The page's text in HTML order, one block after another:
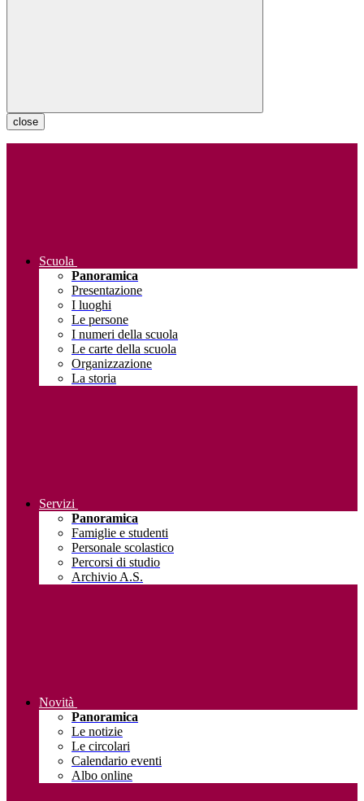
close
Scuola
Panoramica
Presentazione
I luoghi
Le persone
I numeri della scuola
Le carte della scuola
Organizzazione
La storia
Servizi
Panoramica
Famiglie e studenti
Personale scolastico
Percorsi di studio
Archivio A.S.
Novità
Panoramica
Le notizie
Le circolari
Calendario eventi
Albo online